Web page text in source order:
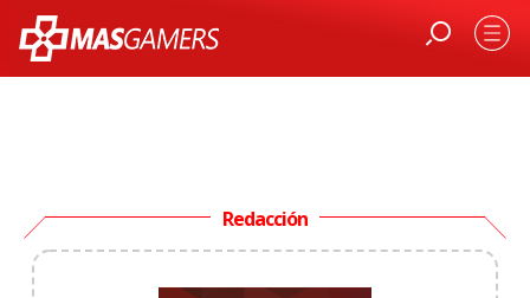
Redacción